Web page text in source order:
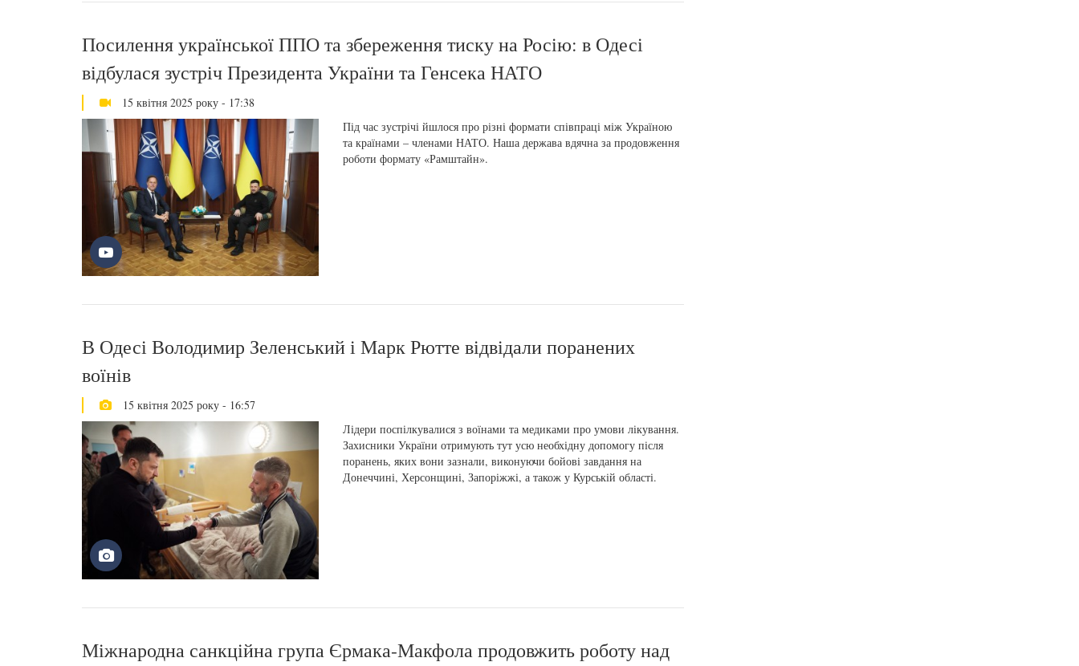
Посилення української ППО та збереження тиску на Росію: в Одесі
відбулася зустріч Президента України та Генсека НАТО
15 квітня 2025 року - 17:38
Під час зустрічі йшлося про різні формати співпраці між Україною
та країнами – членами НАТО. Наша держава вдячна за продовження
роботи формату «Рамштайн».
В Одесі Володимир Зеленський і Марк Рютте відвідали поранених
воїнів
15 квітня 2025 року - 16:57
Лідери поспілкувалися з воїнами та медиками про умови лікування.
Захисники України отримують тут усю необхідну допомогу після
поранень, яких вони зазнали, виконуючи бойові завдання на
Донеччині, Херсонщині, Запоріжжі, а також у Курській області.
Міжнародна санкційна група Єрмака-Макфола продовжить роботу над